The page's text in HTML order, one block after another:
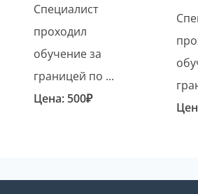
Специалист
проходил
обучение за
границей по ...
Цена: 500₽